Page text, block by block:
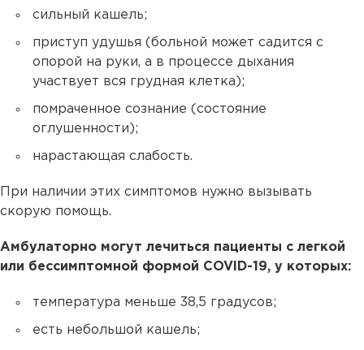
сильный кашель;
приступ удушья (больной может садится с
опорой на руки, а в процессе дыхания
участвует вся грудная клетка);
помраченное сознание (состояние
оглушенности);
нарастающая слабость.
При наличии этих симптомов нужно вызывать
скорую помощь.
Амбулаторно могут лечиться пациенты с легкой
или бессимптомной формой COVID-19, у которых:
температура меньше 38,5 градусов;
есть небольшой кашель;